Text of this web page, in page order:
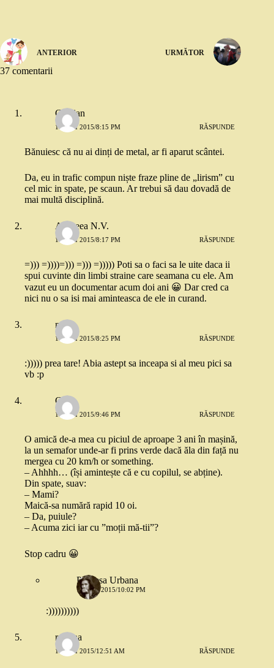
ANTERIOR URMĂTOR
37 comentarii
Cristian
17 MAI 2015/8:15 PM RĂSPUNDE
Bănuiesc că nu ai dinți de metal, ar fi aparut scântei.
Da, eu in trafic compun niște fraze pline de „lirism” cu
cel mic in spate, pe scaun. Ar trebui să dau dovadă de
mai multă disciplină.
Andreea N.V.
17 MAI 2015/8:17 PM RĂSPUNDE
=))) =))))=))) =))) =))))) Poti sa o faci sa le uite daca ii
spui cuvinte din limbi straine care seamana cu ele. Am
vazut eu un documentar acum doi ani 😀 Dar cred ca
nici nu o sa isi mai aminteasca de ele in curand.
mara
17 MAI 2015/8:25 PM RĂSPUNDE
:))))) prea tare! Abia astept sa inceapa si al meu pici sa
vb :p
Greta
17 MAI 2015/9:46 PM RĂSPUNDE
O amică de-a mea cu piciul de aproape 3 ani în mașină,
la un semafor unde-ar fi prins verde dacă ăla din față nu
mergea cu 20 km/h or something.
– Ahhhh… (își amintește că e cu copilul, se abține).
Din spate, suav:
– Mami?
Maică-sa numără rapid 10 oi.
– Da, puiule?
– Acuma zici iar cu ”moții mă-tii”?
Stop cadru 😀
Printesa Urbana
17 MAI 2015/10:02 PM
:))))))))))
romina
18 MAI 2015/12:51 AM RĂSPUNDE